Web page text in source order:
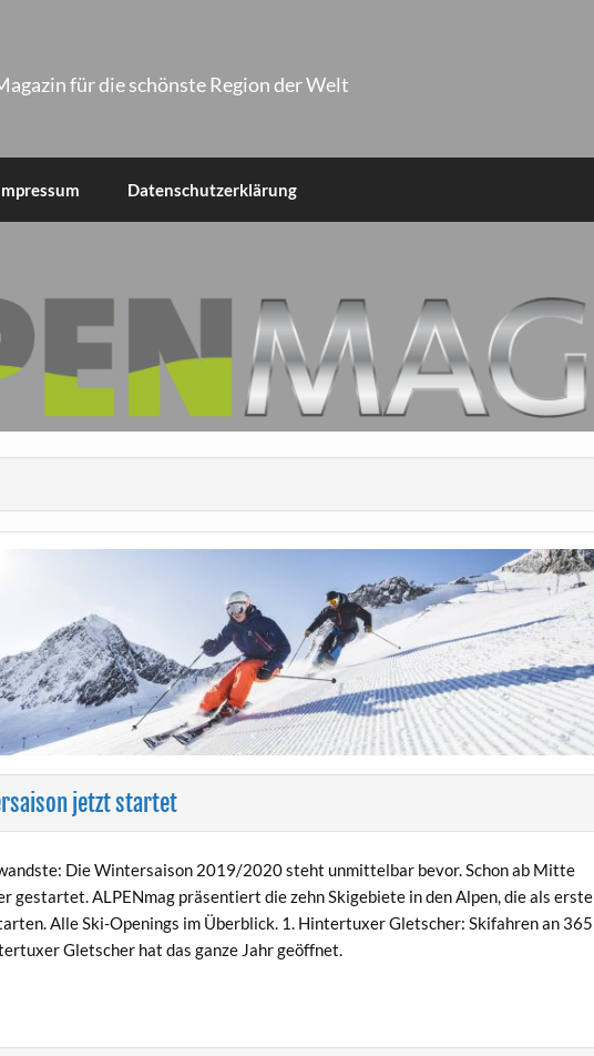
für die schönste Region der Welt
Datenschutzerklärung
jetzt startet
Die Wintersaison 2019/2020 steht unmittelbar bevor. Schon ab Mitte
gestartet. ALPENmag präsentiert die zehn Skigebiete in den Alpen, die als erste
Alle Ski-Openings im Überblick. 1. Hintertuxer Gletscher: Skifahren an 365
Gletscher hat das ganze Jahr geöffnet.